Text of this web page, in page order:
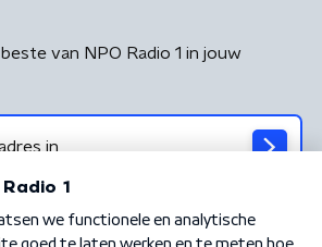
van NPO Radio 1 in jouw